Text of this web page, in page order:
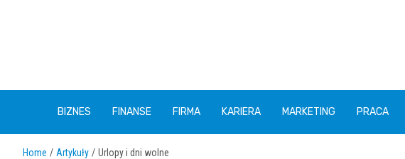
BIZNES FINANSE FIRMA KARIERA MARKETING PRACA
Home Artykuły Urlopy i dni wolne